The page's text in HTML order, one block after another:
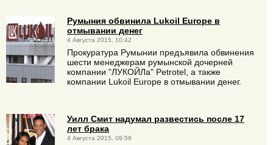
Румыния обвинила Lukoil Europe в
отмывании денег
4 Августа 2015, 10:42
Прокуратура Румынии предъявила обвинения
шести менеджерам румынской дочерней
компании "ЛУКОЙЛа" Petrotel, а также
компании Lukoil Europe в отмывании денег.
Уилл Смит надумал развестись после 17
лет брака
4 Августа 2015, 09:58